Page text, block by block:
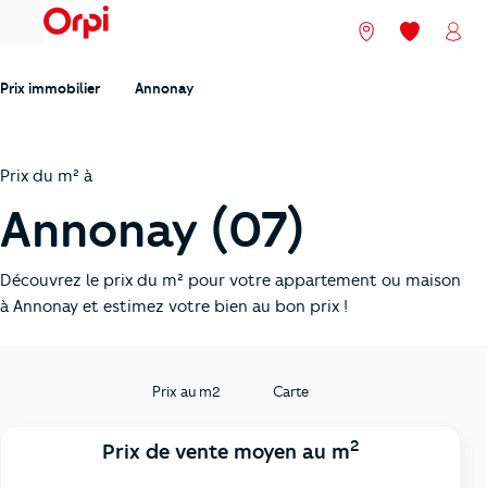
menu Nos agences
Mes
Prix immobilier Annonay
Prix du m² à
Annonay (07)
Découvrez le prix du m² pour votre appartement ou maison
à Annonay et estimez votre bien au bon prix !
Prix au m2 Carte
Prix de vente moyen au m2